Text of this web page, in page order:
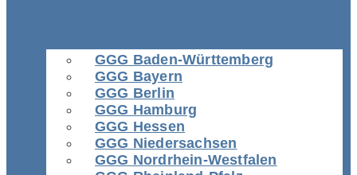
GGG Baden-Württemberg
GGG Bayern
GGG Berlin
GGG Hamburg
GGG Hessen
GGG Niedersachsen
GGG Nordrhein-Westfalen